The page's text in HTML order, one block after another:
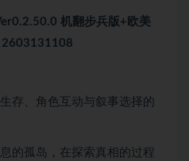
机翻步兵版+欧美
2603131108
存、角色互动与叙事选择的
的孤岛，在探索真相的过程